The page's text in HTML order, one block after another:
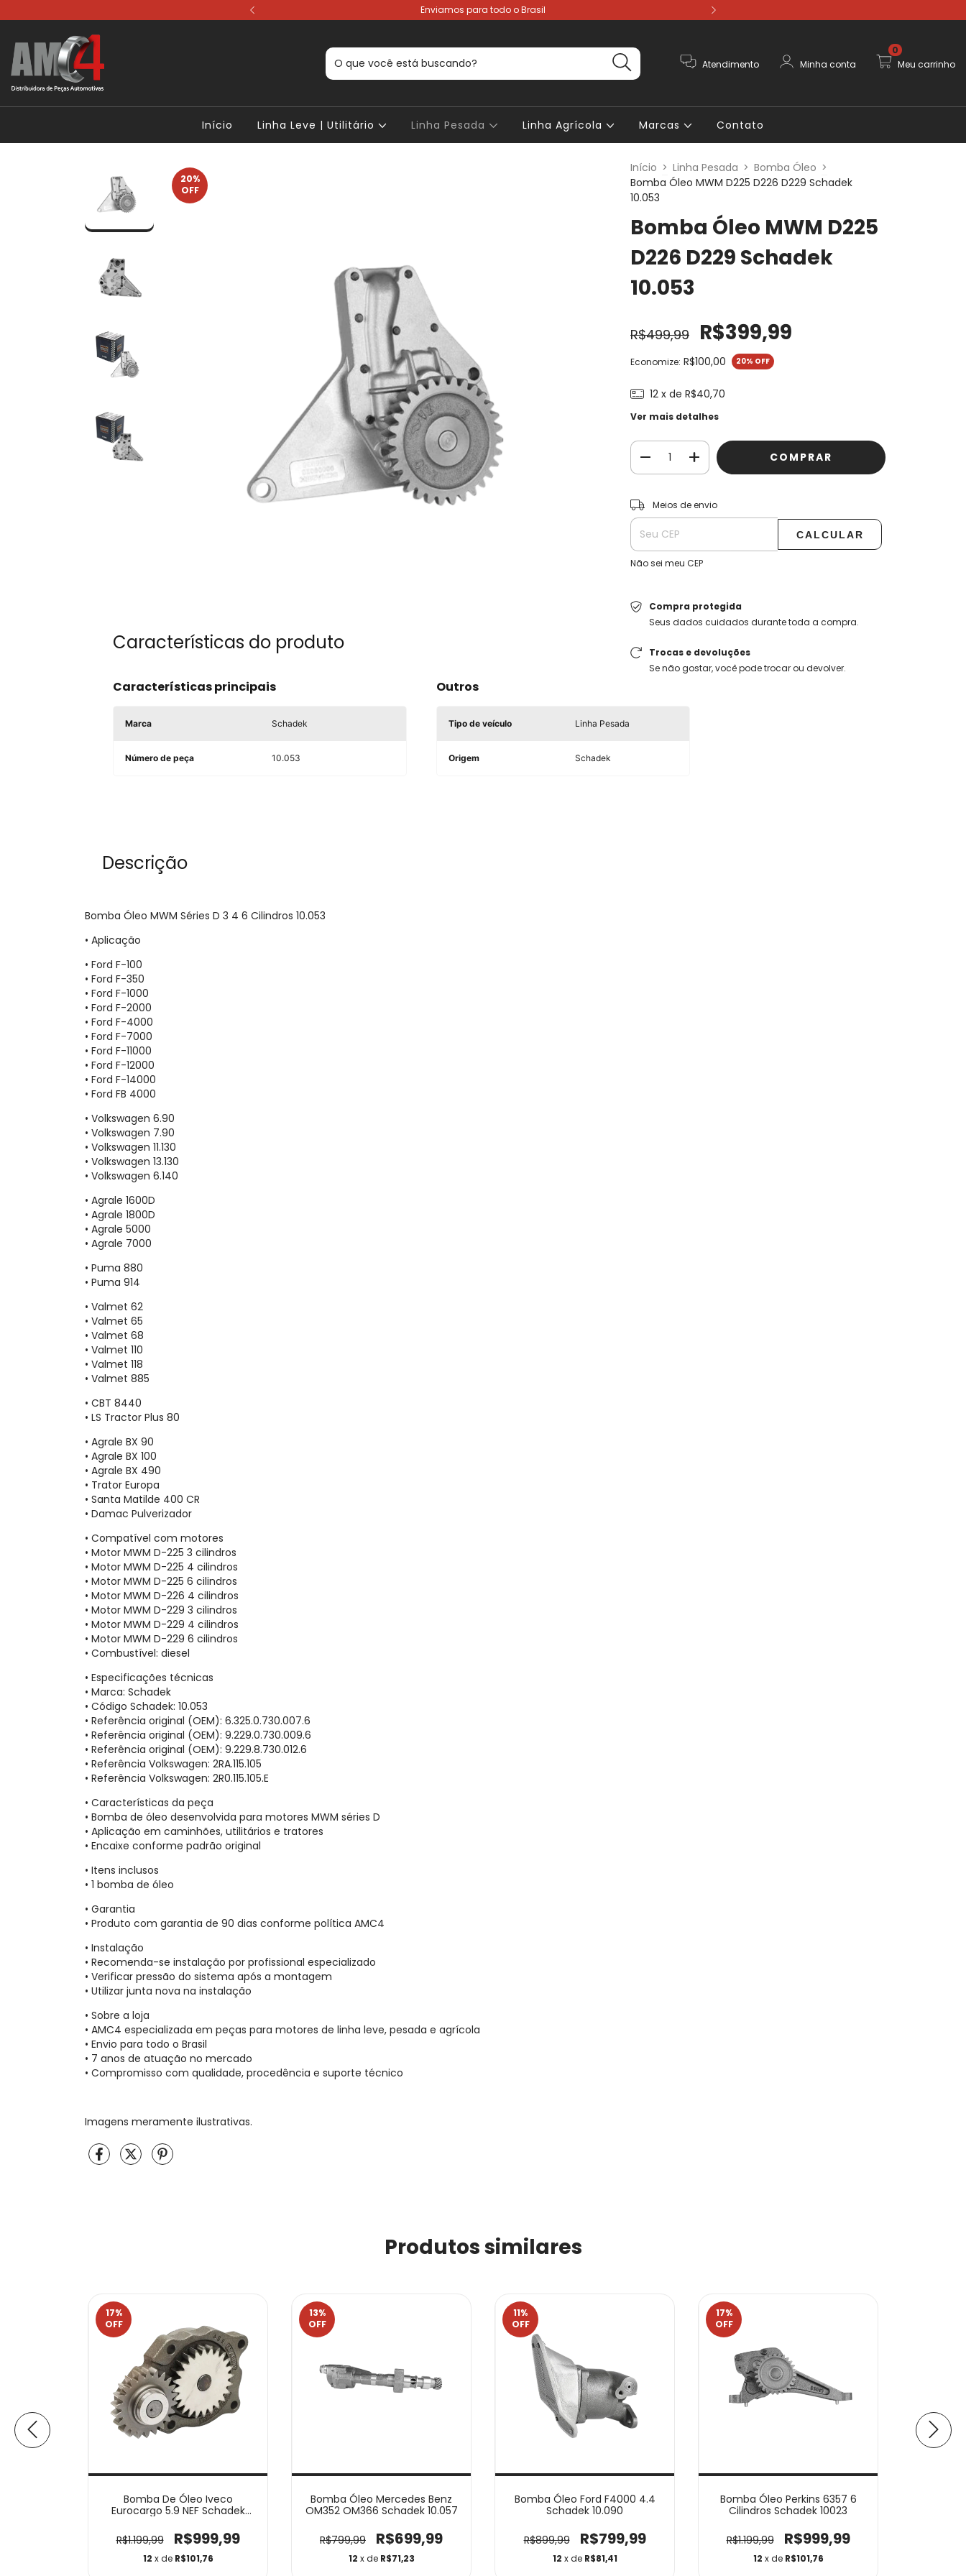
Enviamos para todo o Brasil
Atendimento Minha conta Meu carrinho
0
Início Linha Leve | Utilitário Linha Pesada Linha Agrícola Marcas Contato
20%
OFF
Características do produto
Características principais
Marca Schadek
Número de peça 10.053
Outros
Tipo de veículo Linha Pesada
Origem Schadek
Descrição
Bomba Óleo MWM Séries D 3 4 6 Cilindros 10.053
• Aplicação
• Ford F-100
• Ford F-350
• Ford F-1000
• Ford F-2000
• Ford F-4000
• Ford F-7000
• Ford F-11000
• Ford F-12000
• Ford F-14000
• Ford FB 4000
• Volkswagen 6.90
• Volkswagen 7.90
• Volkswagen 11.130
• Volkswagen 13.130
• Volkswagen 6.140
• Agrale 1600D
• Agrale 1800D
• Agrale 5000
• Agrale 7000
• Puma 880
• Puma 914
• Valmet 62
• Valmet 65
• Valmet 68
• Valmet 110
• Valmet 118
• Valmet 885
• CBT 8440
• LS Tractor Plus 80
• Agrale BX 90
• Agrale BX 100
• Agrale BX 490
• Trator Europa
• Santa Matilde 400 CR
• Damac Pulverizador
• Compatível com motores
• Motor MWM D-225 3 cilindros
• Motor MWM D-225 4 cilindros
• Motor MWM D-225 6 cilindros
• Motor MWM D-226 4 cilindros
• Motor MWM D-229 3 cilindros
• Motor MWM D-229 4 cilindros
• Motor MWM D-229 6 cilindros
• Combustível: diesel
• Especificações técnicas
• Marca: Schadek
• Código Schadek: 10.053
• Referência original (OEM): 6.325.0.730.007.6
• Referência original (OEM): 9.229.0.730.009.6
• Referência original (OEM): 9.229.8.730.012.6
• Referência Volkswagen: 2RA.115.105
• Referência Volkswagen: 2R0.115.105.E
• Características da peça
• Bomba de óleo desenvolvida para motores MWM séries D
• Aplicação em caminhões, utilitários e tratores
• Encaixe conforme padrão original
• Itens inclusos
• 1 bomba de óleo
• Garantia
• Produto com garantia de 90 dias conforme política AMC4
• Instalação
• Recomenda-se instalação por profissional especializado
• Verificar pressão do sistema após a montagem
• Utilizar junta nova na instalação
• Sobre a loja
• AMC4 especializada em peças para motores de linha leve, pesada e agrícola
• Envio para todo o Brasil
• 7 anos de atuação no mercado
• Compromisso com qualidade, procedência e suporte técnico
Imagens meramente ilustrativas.
Início > Linha Pesada > Bomba Óleo >
Bomba Óleo MWM D225 D226 D229 Schadek
10.053
Bomba Óleo MWM D225
D226 D229 Schadek
10.053
R$499,99 R$399,99
Economize: R$100,00 20% OFF
12 x de R$40,70
Ver mais detalhes
Entregas para o CEP:
Meios de envio
CALCULAR
Não sei meu CEP
Compra protegida
Seus dados cuidados durante toda a compra.
Trocas e devoluções
Se não gostar, você pode trocar ou devolver.
Produtos similares
17%
OFF
Bomba De Óleo Iveco
Eurocargo 5.9 NEF Schadek
R$1.199,99
R$999,99
12 x de R$101,76
13%
OFF
Bomba Óleo Mercedes Benz
OM352 OM366 Schadek 10.057
R$799,99 R$699,99
12 x de R$71,23
11%
OFF
Bomba Óleo Ford F4000 4.4
Schadek 10.090
R$899,99 R$799,99
12 x de R$81,41
17%
OFF
Bomba Óleo Perkins 6357 6
Cilindros Schadek 10023
R$1.199,99 R$999,99
12 x de R$101,76